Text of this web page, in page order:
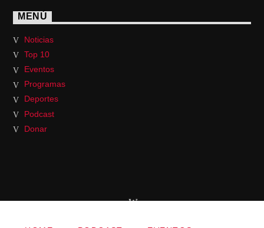
MENÚ
Noticias
Top 10
Eventos
Programas
Deportes
Podcast
Donar